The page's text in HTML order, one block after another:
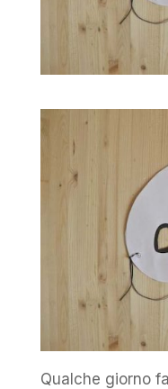
Qualche giorno